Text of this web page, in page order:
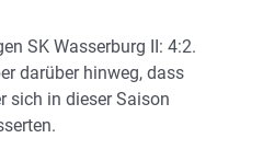
SK Wasserburg II: 4:2.
darüber hinweg, dass
sich in dieser Saison